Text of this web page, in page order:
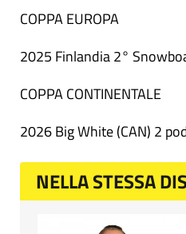
COPPA EUROPA
2025 Finlandia 2°
COPPA CONTINENTALE
2026 Big White (CAN) 2
NELLA STESSA